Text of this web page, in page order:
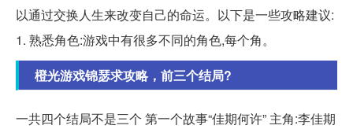
以通过交换人生来改变自己的命运。以下是一些攻略建议:
1. 熟悉角色:游戏中有很多不同的角色,每个角。
橙光游戏锦瑟求攻略，前三个结局?
一共四个结局不是三个 第一个故事“佳期何许” 主角:李佳期